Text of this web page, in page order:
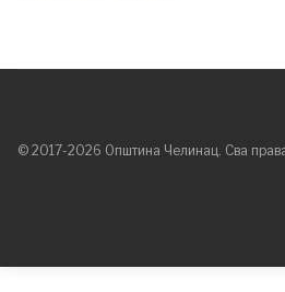
© 2017-2026 Општина Челинац. Сва